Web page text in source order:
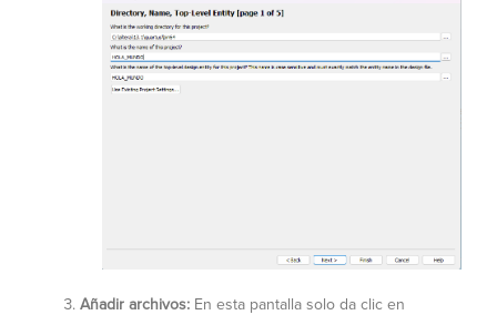
Añadir archivos: En esta pantalla solo da clic en